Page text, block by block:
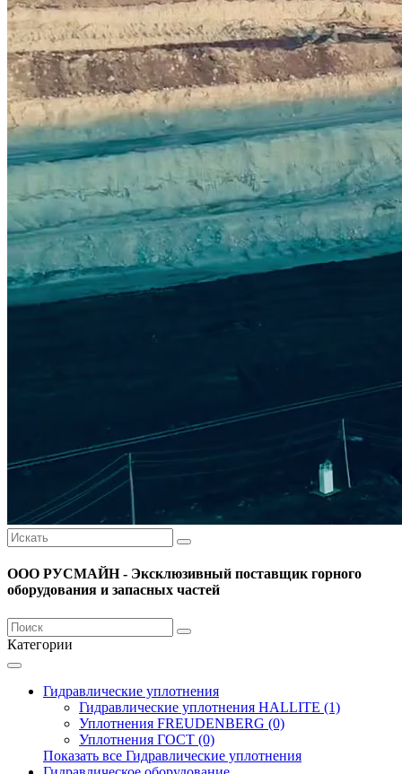
ООО РУСМАЙН - Эксклюзивный поставщик горного
оборудования и запасных частей
Категории
Гидравлические уплотнения
Гидравлические уплотнения HALLITE (1)
Уплотнения FREUDENBERG (0)
Уплотнения ГОСТ (0)
Показать все Гидравлические уплотнения